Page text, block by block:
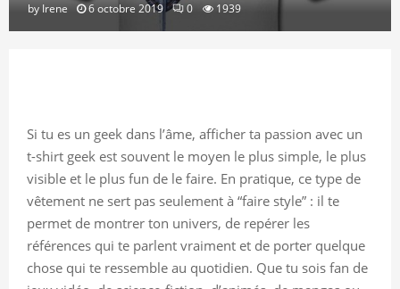
by Irene 6 octobre 2019 0 1939
Si tu es un geek dans l’âme, afficher ta passion avec un
t-shirt geek est souvent le moyen le plus simple, le plus
visible et le plus fun de le faire. En pratique, ce type de
vêtement ne sert pas seulement à “faire style” : il te
permet de montrer ton univers, de repérer les
références qui te parlent vraiment et de porter quelque
chose qui te ressemble au quotidien. Que tu sois fan de